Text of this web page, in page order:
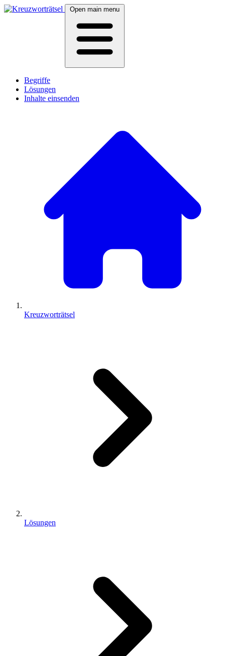
Open main menu
Begriffe
Lösungen
Inhalte einsenden
Kreuzworträtsel
Lösungen